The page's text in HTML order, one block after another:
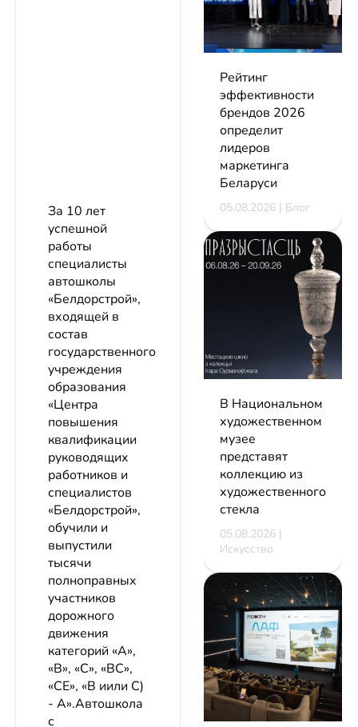
За 10 лет
успешной
работы
специалисты
автошколы
«Белдорстрой»,
входящей в
состав
государственного
учреждения
образования
«Центра
повышения
квалификации
руководящих
работников и
специалистов
«Белдорстрой»,
обучили и
выпустили
тысячи
полноправных
участников
дорожного
движения
категорий «А»,
«В», «С», «ВС»,
«СЕ», «В иили С)
- А».Автошкола
с
Рейтинг
эффективности
брендов 2026
определит
лидеров
маркетинга
Беларуси
05.08.2026 | Блог
В Национальном
художественном
музее
представят
коллекцию из
художественного
стекла
05.08.2026 |
Искусство